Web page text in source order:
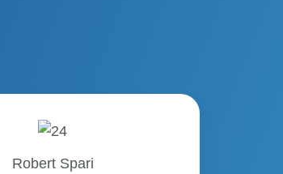
Spari
Robert Spari